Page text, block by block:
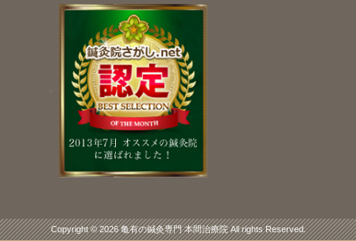
Copyright © 2026 亀有の鍼灸専門 本間治療院 All rights Reserved.